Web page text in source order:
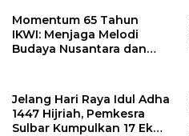
Momentum 65 Tahun
IKWI: Menjaga Melodi
Budaya Nusantara dan
Jelang Hari Raya Idul Adha
1447 Hijriah, Pemkesra
Sulbar Kumpulkan 17 Ekor